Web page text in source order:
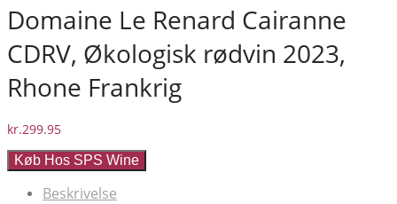
Domaine Le Renard Cairanne
CDRV, Økologisk rødvin 2023,
Rhone Frankrig
kr.299.95
Køb Hos SPS Wine
Beskrivelse